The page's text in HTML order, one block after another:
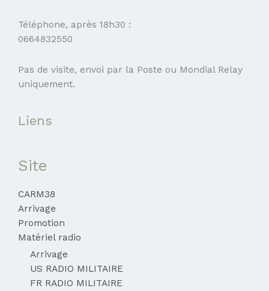
Téléphone, après 18h30 :
0664832550
Pas de visite, envoi par la Poste ou Mondial Relay
uniquement.
Liens
Site
CARM38
Arrivage
Promotion
Matériel radio
Arrivage
US RADIO MILITAIRE
FR RADIO MILITAIRE